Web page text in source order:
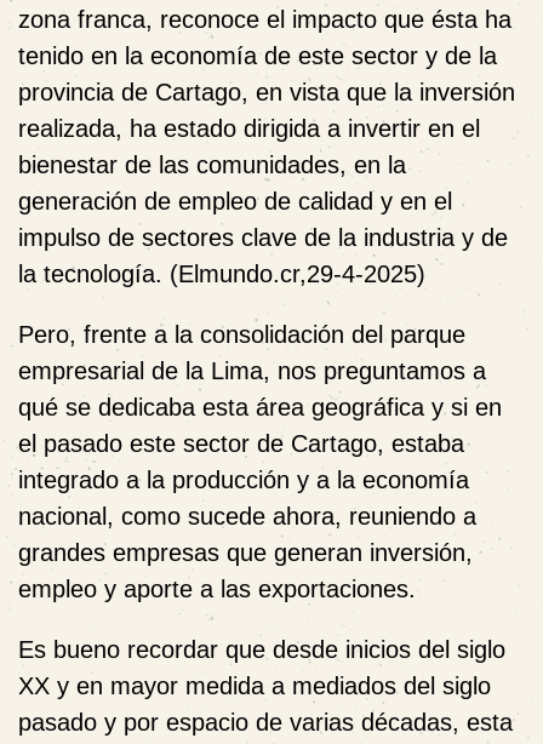
zona franca, reconoce el impacto que ésta ha
tenido en la economía de este sector y de la
provincia de Cartago, en vista que la inversión
realizada, ha estado dirigida a invertir en el
bienestar de las comunidades, en la
generación de empleo de calidad y en el
impulso de sectores clave de la industria y de
la tecnología. (Elmundo.cr,29-4-2025)
Pero, frente a la consolidación del parque
empresarial de la Lima, nos preguntamos a
qué se dedicaba esta área geográfica y si en
el pasado este sector de Cartago, estaba
integrado a la producción y a la economía
nacional, como sucede ahora, reuniendo a
grandes empresas que generan inversión,
empleo y aporte a las exportaciones.
Es bueno recordar que desde inicios del siglo
XX y en mayor medida a mediados del siglo
pasado y por espacio de varias décadas, esta